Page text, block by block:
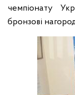
чемпіонату
бронзові